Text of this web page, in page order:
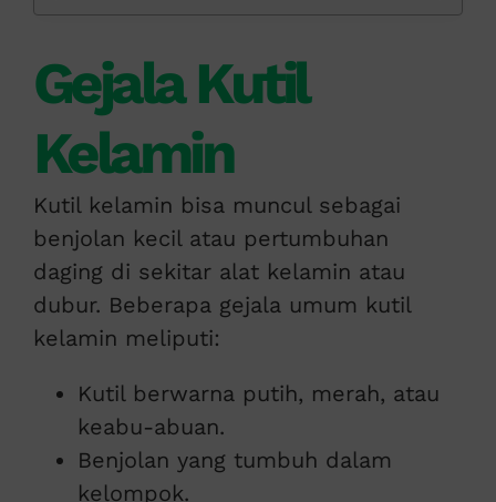
Gejala Kutil
Kelamin
Kutil kelamin bisa muncul sebagai
benjolan kecil atau pertumbuhan
daging di sekitar alat kelamin atau
dubur. Beberapa gejala umum kutil
kelamin meliputi:
Kutil berwarna putih, merah, atau
keabu-abuan.
Benjolan yang tumbuh dalam
kelompok.